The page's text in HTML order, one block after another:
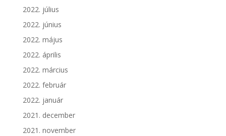
2022. július
2022. június
2022. május
2022. április
2022. március
2022. február
2022. január
2021. december
2021. november